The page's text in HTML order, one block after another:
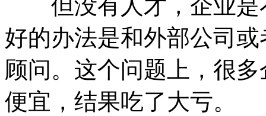
但没有人才，企业是
好的办法是和外部公司
顾问。这个问题上，很
便宜，结果吃了大亏。